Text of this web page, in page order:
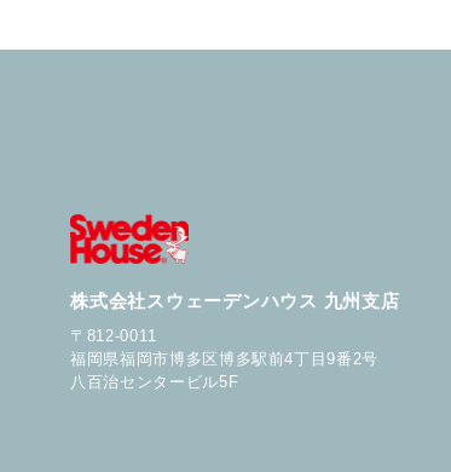
４. 第三者への提供について当社は
④国の機関又は地方公共団体又はそ
があって、本人の同意を得ることに
（SPS）提携店各社との間でお客さ
(1) 共同して利用する者の範囲
株式会社スウェーデンハウス 九州支店
〒812-0011
福岡県福岡市博多区博多駅前4丁目9番2号
八百治センタービル5F